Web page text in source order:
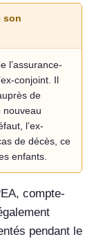
son
l’assurance-
conjoint. Il
de
nouveau
l’ex-
de décès, ce
enfants.
compte-
pendant le